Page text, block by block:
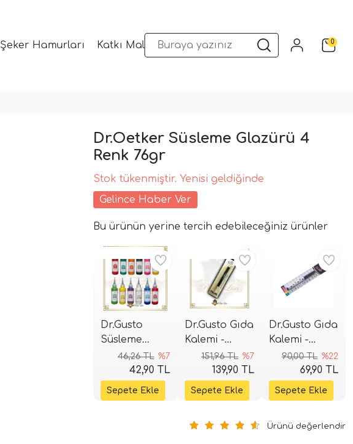
Şeker Hamurları Katkı Malzemeleri Sunum Gereçleri Kalıplar0
Dr.Oetker Süsleme Glazürü 4
Renk 76gr
Stok tükenmiştir. Yenisi geldiğinde
Gelince Haber Ver
Bu ürünün yerine tercih edebileceğiniz ürünler
Dr.Gusto
Süsleme
Glazürü 150gr
46,26 TL %7
42,90 TL
Aynı Gün Kargo
Dr.Gusto Gıda
Kalemi -
Sedef151,96 TL %7
139,90 TL
Aynı Gün Kargo
Dr.Gusto Gıda
Kalemi -
Siyah
90,00 TL %22
69,90 TL
Aynı Gün Kargo
Ürünü değerlendir